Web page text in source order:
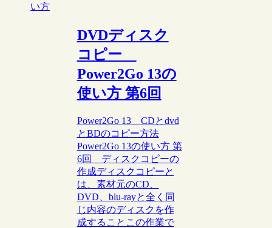
い方
DVDディスク
コピー
Power2Go 13の
使い方 第6回
Power2Go 13 CDとdvd
とBDのコピー方法
Power2Go 13の使い方 第
6回 ディスクコピーの
作成ディスクコピーと
は、素材元のCD、
DVD、blu-rayと全く同
じ内容のディスクを作
成することこの作業で